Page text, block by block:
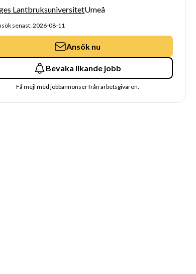
LantbruksuniversitetUmeå
senast: 2026-08-11
Ansök nu
Bevaka likande jobb
Få mejl med jobbannonser från arbetsgivaren.